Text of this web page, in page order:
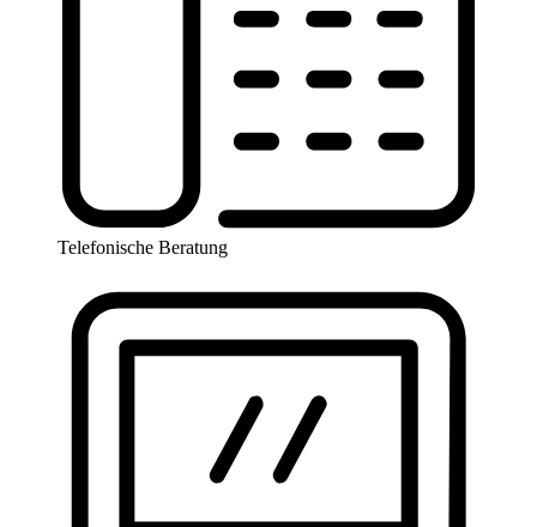
Telefonische Beratung